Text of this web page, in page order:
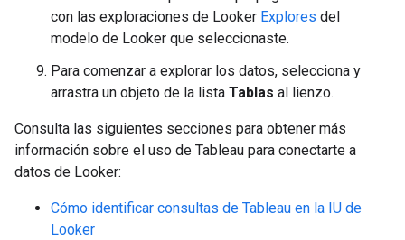
con las exploraciones de Looker Explores del
modelo de Looker que seleccionaste.
Para comenzar a explorar los datos, selecciona y
arrastra un objeto de la lista Tablas al lienzo.
Consulta las siguientes secciones para obtener más
información sobre el uso de Tableau para conectarte a
datos de Looker:
Cómo identificar consultas de Tableau en la IU de
Looker